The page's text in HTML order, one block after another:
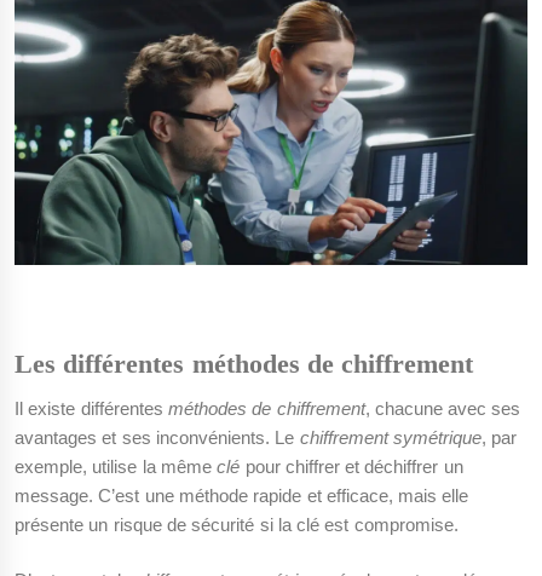
Les différentes méthodes de chiffrement
Il existe différentes méthodes de chiffrement, chacune avec ses
avantages et ses inconvénients. Le chiffrement symétrique, par
exemple, utilise la mêmeclé pour chiffrer et déchiffrer un
message. C’est une méthode rapide et efficace, mais elle
présente un risque de sécurité si la clé est compromise.